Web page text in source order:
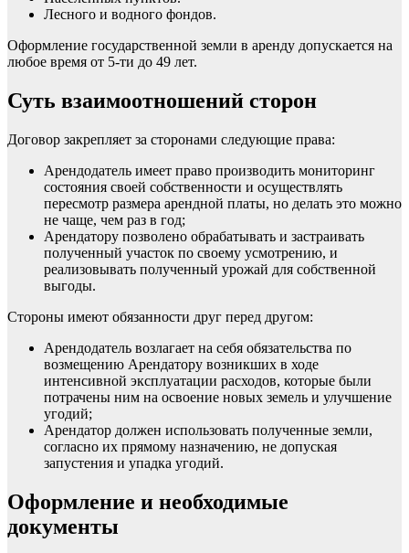
Лесного и водного фондов.
Оформление государственной земли в аренду допускается на
любое время от 5-ти до 49 лет.
Суть взаимоотношений сторон
Договор закрепляет за сторонами следующие права:
Арендодатель имеет право производить мониторинг
состояния своей собственности и осуществлять
пересмотр размера арендной платы, но делать это можно
не чаще, чем раз в год;
Арендатору позволено обрабатывать и застраивать
полученный участок по своему усмотрению, и
реализовывать полученный урожай для собственной
выгоды.
Стороны имеют обязанности друг перед другом:
Арендодатель возлагает на себя обязательства по
возмещению Арендатору возникших в ходе
интенсивной эксплуатации расходов, которые были
потрачены ним на освоение новых земель и улучшение
угодий;
Арендатор должен использовать полученные земли,
согласно их прямому назначению, не допуская
запустения и упадка угодий.
Оформление и необходимые
документы